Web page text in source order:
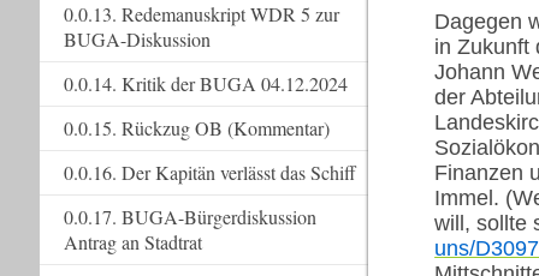
Dagegen
in Zukunft
Johann
der
Finanzen
Immel.
will, sollte
uns/
0.0.13. Redemanuskript WDR 5 zur
BUGA-Diskussion
0.0.14. Kritik der BUGA 04.12.2024
0.0.15. Rückzug OB (Kommentar)
0.0.16. Der Kapitän verlässt das Schiff
0.0.17. BUGA-Bürgerdiskussion
Antrag an Stadtrat